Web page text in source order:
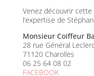
Venez découvrir
l’expertise de
Monsieur Coiffeur
28 rue Général Leclerc
71120 Charolles
06 25 64 08 02
FACEBOOK